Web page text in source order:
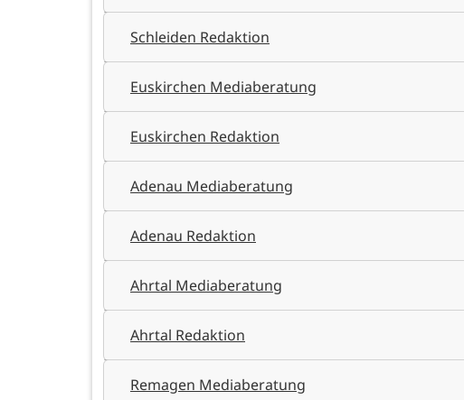
Schleiden Redaktion
Euskirchen Mediaberatung
Euskirchen Redaktion
Adenau Mediaberatung
Adenau Redaktion
Ahrtal Mediaberatung
Ahrtal Redaktion
Remagen Mediaberatung